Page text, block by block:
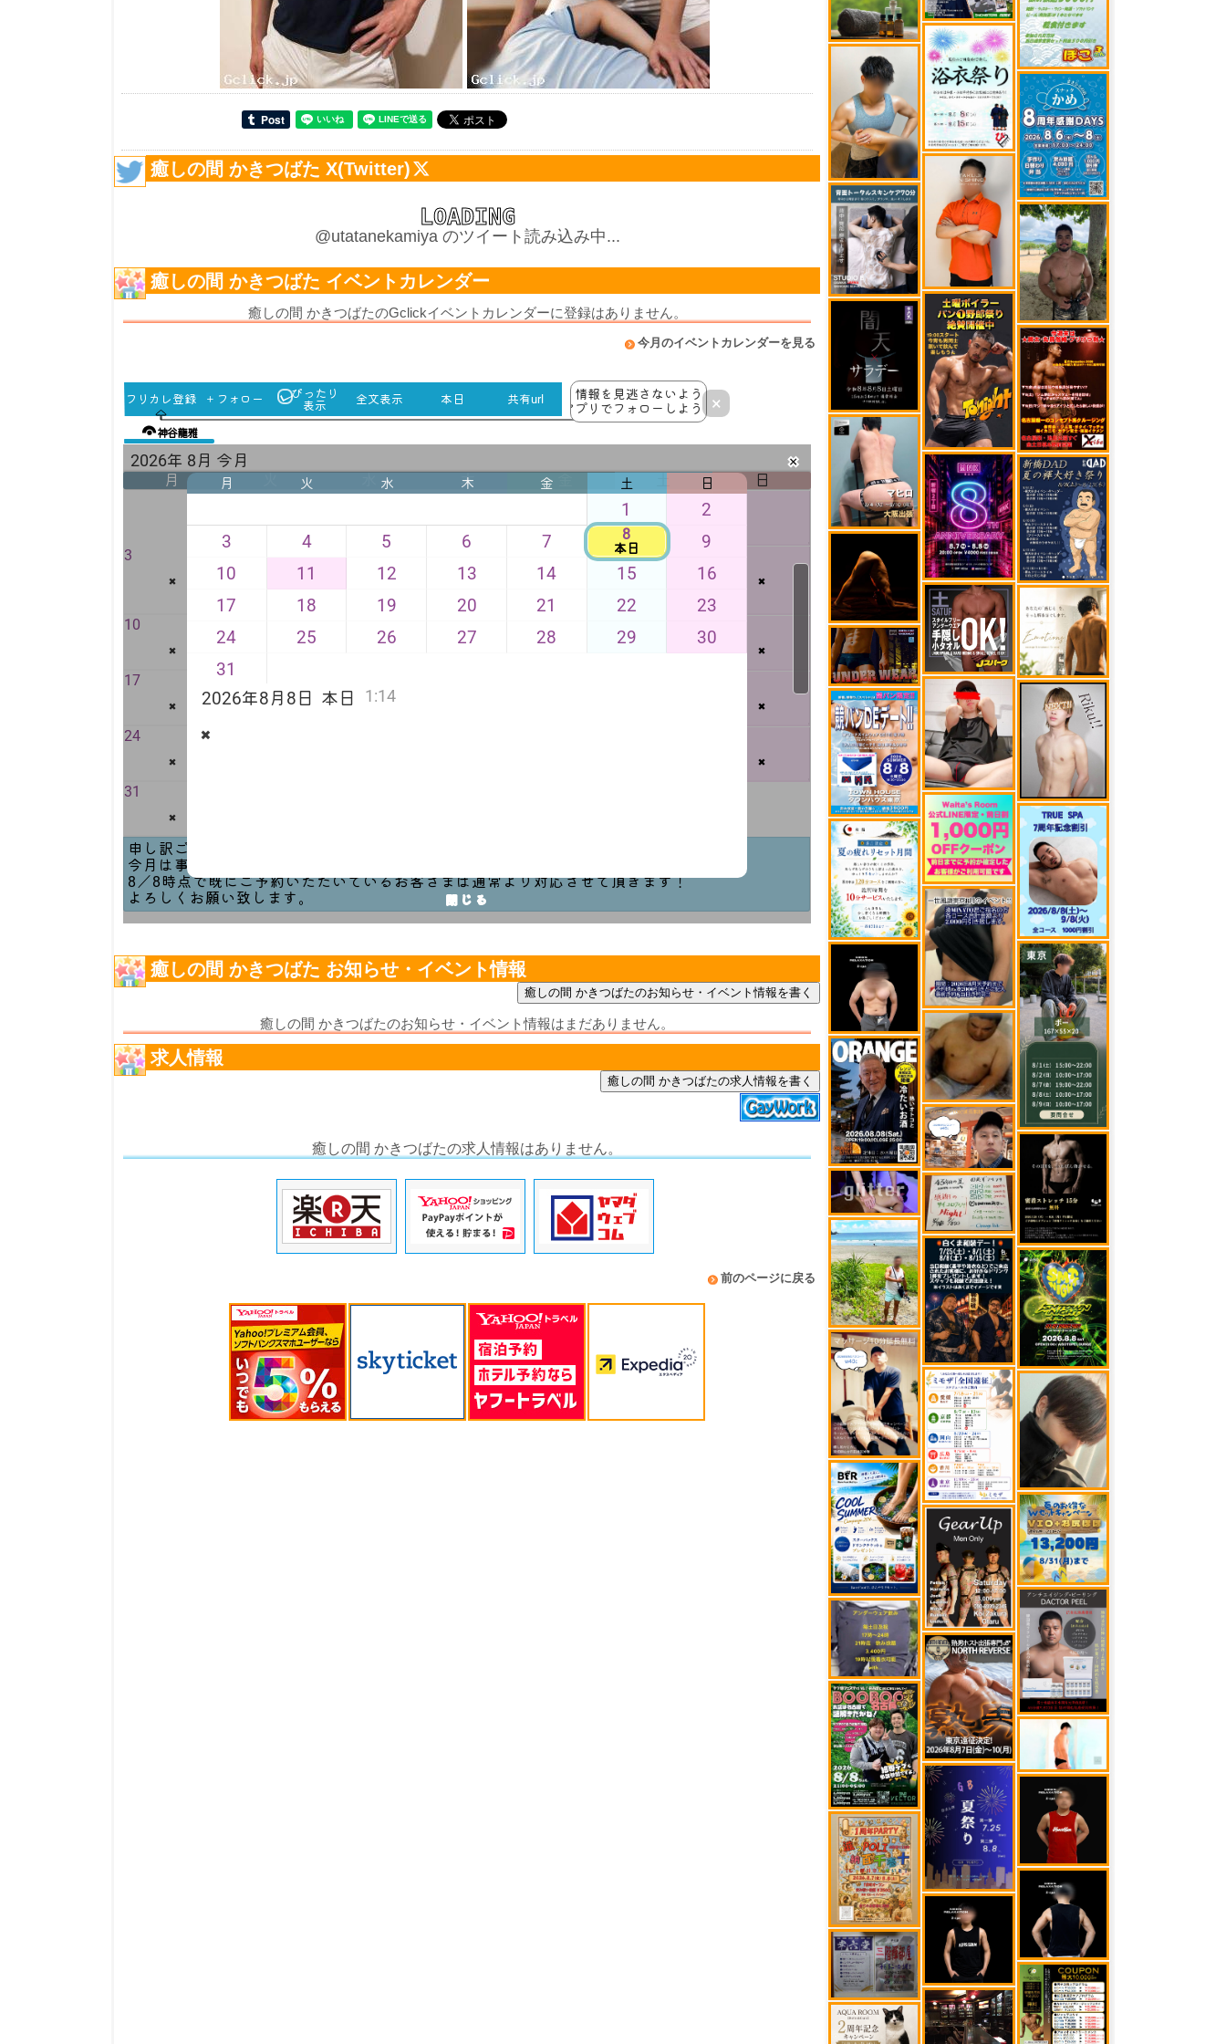
癒しの間 かきつばた X(Twitter)
@utatanekamiya のツイート読み込み中...
癒しの間 かきつばた イベントカレンダー
癒しの間 かきつばたのGclickイベントカレンダーに登録はありません。
今月のイベントカレンダーを見る
癒しの間 かきつばた お知らせ・イベント情報
癒しの間 かきつばたのお知らせ・イベント情報はまだありません。
求人情報
癒しの間 かきつばたの求人情報を書く
癒しの間 かきつばたの求人情報はありません。
前のページに戻る